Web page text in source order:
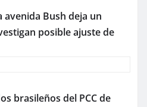
Bush deja un
posible ajuste de
brasileños del PCC de